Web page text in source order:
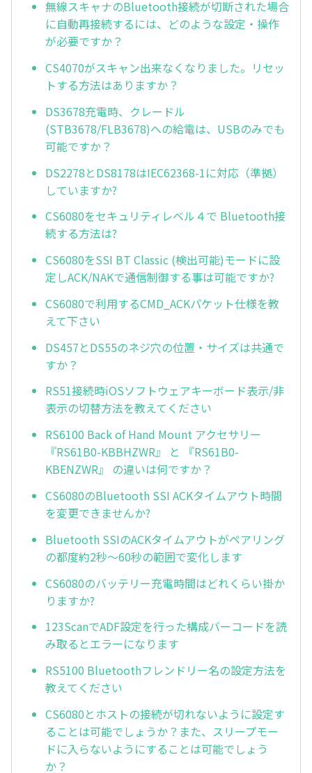
無線スキャナのBluetooth接続が切断された場合
に自動再接続するには、どのような設定・操作
が必要ですか？
CS4070がスキャン出来なくなりました。リセッ
トする方法はありますか？
DS3678充電時、クレードル
(STB3678/FLB3678)への給電は、USBのみでも
可能ですか？
DS2278とDS8178はIEC62368-1に対応（準拠）
していますか?
CS6080をセキュリティレベル４で Bluetooth接
続する方法は?
CS6080をSSI BT Classic (検出可能)モードに設
定しACK/NAKで通信制御する事は可能ですか?
CS6080で利用するCMD_ACKパケット仕様を教
えて下さい
DS457とDS55のネジ穴の位置・サイズは共通で
すか？
RS51接続時iOSソフトウェアキーボード表示/非
表示の切替方法を教えてください
RS6100 Back of Hand Mount アクセサリー
『RS61B0-KBBHZWR』 と 『RS61B0-
KBENZWR』 の違いは何ですか？
CS6080のBluetooth SSI ACKタイムアウト時間
を変更できませんか?
Bluetooth SSIのACKタイムアウトがペアリング
の都度約2秒～60秒の範囲で変化します
CS6080のバッテリー充電時間はどれくらい掛か
りますか?
123ScanでADF設定を行った構成バーコードを読
み取るとエラーになります
RS5100 Bluetoothフレンドリー名の設定方法を
教えてください
CS6080とホストの接続が切れないように設定す
ることは可能でしょうか？また、スリープモー
ドに入らないようにすることは可能でしょう
か？